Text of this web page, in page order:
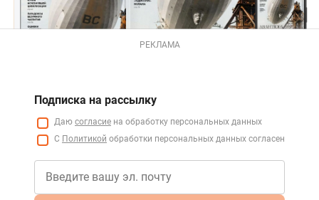
РЕКЛАМА
Подписка на рассылку
Даю согласие на обработку персональных данных
С Политикой обработки персональных данных согласен